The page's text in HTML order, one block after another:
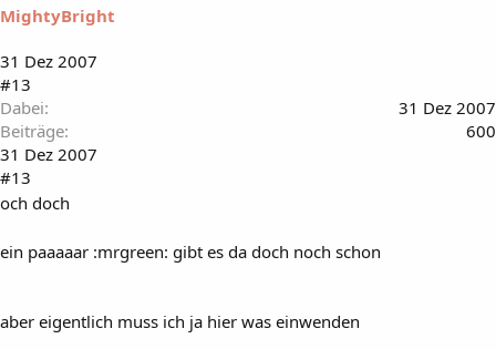
MightyBright
31 Dez 2007
#13
Dabei
31 Dez 2007
Beiträge
600
31 Dez 2007
#13
och doch
ein paaaaar :mrgreen: gibt es da doch noch schon
aber eigentlich muss ich ja hier was einwenden